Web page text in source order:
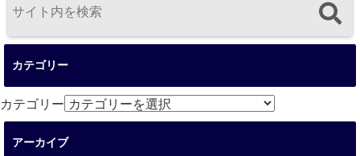
カテゴリー
カテゴリー
アーカイブ